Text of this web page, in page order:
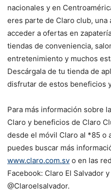
nacionales y en
eres parte de Claro club,
acceder a ofertas en
tiendas de conveniencia,
entretenimiento y muchos
Descárgala de tu tienda de
disfrutar de estos beneficios
Para más información sobre
Claro y beneficios de Claro
desde el móvil Claro al *85 o
puedes buscar más
www.claro.com.sv o en las
Facebook: Claro El Salvador
@Claroelsalvador.